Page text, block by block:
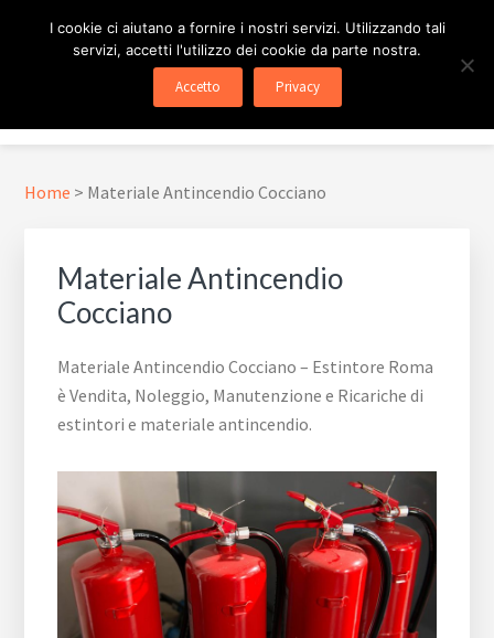
pagina
ESTINTORE ROMA
In Tutta Roma E Provincia
Menu
Home > Materiale Antincendio Cocciano
Materiale Antincendio
Cocciano
Materiale Antincendio Cocciano – Estintore Roma
è Vendita, Noleggio, Manutenzione e Ricariche di
estintori e materiale antincendio.
I cookie ci aiutano a fornire i nostri servizi. Utilizzando tali
servizi, accetti l'utilizzo dei cookie da parte nostra.
Accetto Privacy